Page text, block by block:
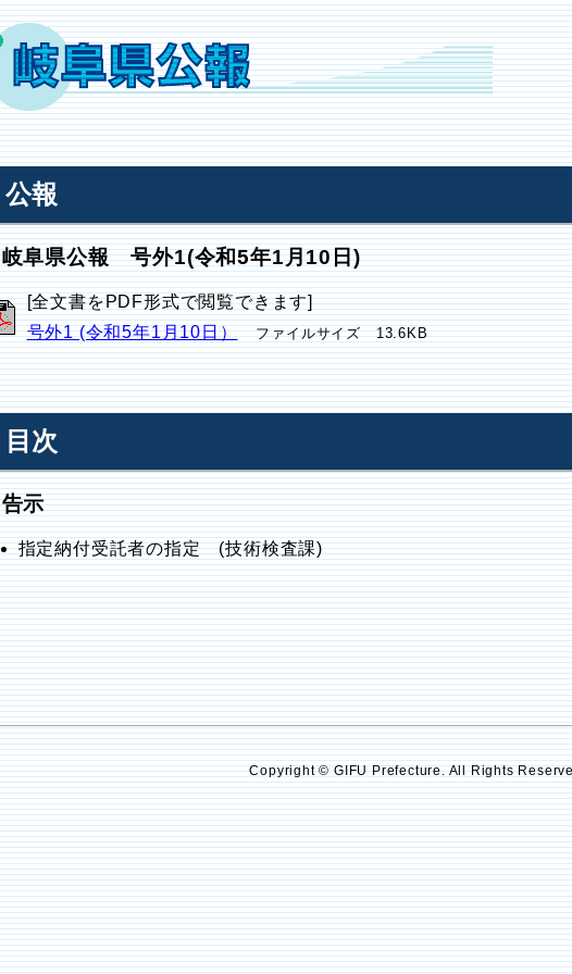
公報
岐阜県公報 号外1(令和5年1月10日)
[全文書をPDF形式で閲覧できます]
号外1 (令和5年1月10日）
ファイルサイズ 13.6KB
目次
告示
指定納付受託者の指定 (技術検査課)
Copyright © GIFU Prefecture. All Rights